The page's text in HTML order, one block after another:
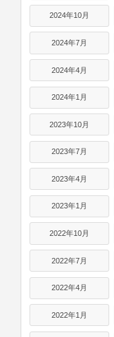
2024年10月
2024年7月
2024年4月
2024年1月
2023年10月
2023年7月
2023年4月
2023年1月
2022年10月
2022年7月
2022年4月
2022年1月